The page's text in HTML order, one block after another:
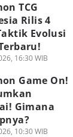
TCG
Rilis 4
Evolusi
16:30 WIB
Game On!
Gimana
10:30 WIB